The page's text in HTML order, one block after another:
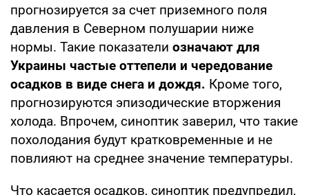
прогнозируется за счет приземного поля
давления в Северном полушарии ниже
нормы. Такие показатели означают для
Украины частые оттепели и чередование
осадков в виде снега и дождя. Кроме того,
прогнозируются эпизодические вторжения
холода. Впрочем, синоптик заверил, что такие
похолодания будут кратковременные и не
повлияют на среднее значение температуры.
Что касается осадков, синоптик предупредил,